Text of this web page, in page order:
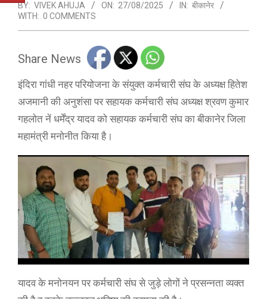
BY: VIVEK AHUJA ON: 27/08/2025 IN: बीकानेर
WITH: 0 COMMENTS
Share News
इंदिरा गांधी नहर परियोजना के संयुक्त कर्मचारी संघ के अध्यक्ष हितेश
अजमानी की अनुशंसा पर सहायक कर्मचारी संघ अध्यक्ष श्रवण कुमार
गहलोत नें धर्मेंद्र यादव को सहायक कर्मचारी संघ का बीकानेर जिला
महामंत्री मनोनीत किया है।
यादव के मनोनयन पर कर्मचारी संघ से जुड़े लोगों ने प्रसन्नता व्यक्त